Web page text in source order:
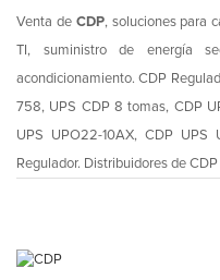
Venta de CDP, soluciones para
TI, suministro de energía
acondicionamiento. CDP
758, UPS CDP 8 tomas, CDP
UPS UPO22-10AX, CDP UPS
Regulador. Distribuidores de